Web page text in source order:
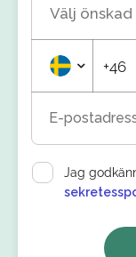
Välj
+46
E-
Jag